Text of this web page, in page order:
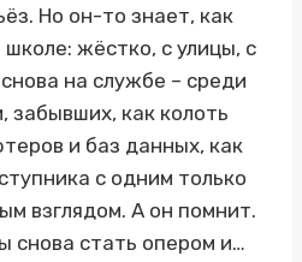
Но он-то знает, как
жёстко, с улицы, с
на службе – среди
забывших, как колоть
и баз данных, как
с одним только
взглядом. А он помнит.
снова стать опером и…